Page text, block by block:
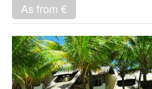
As from €